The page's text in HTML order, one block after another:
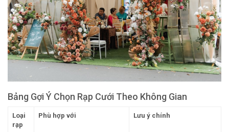
Bảng Gợi Ý Chọn Rạp Cưới Theo Không Gian
Loại
rạp
Phù hợp với Lưu ý chính